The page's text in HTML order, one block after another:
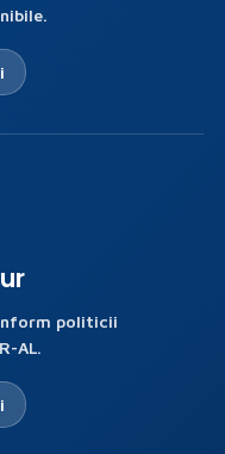
politicii
AL.